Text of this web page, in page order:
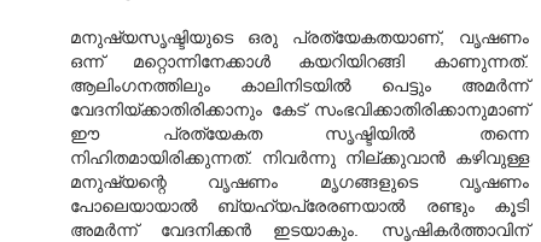
മനുഷ്യസൃഷ്ടിയുടെ ഒരു പ്രത്യേകതയാണ്‌, വൃഷണം
ഒന്ന് മറ്റൊന്നിനേക്കാള്‍ കയറിയിറങ്ങി കാണുന്നത്‌.
ആലിംഗനത്തിലും കാലിനിടയില്‍ പെട്ടും അമര്‍ന്ന്
വേദനിയ്ക്കാതിരിക്കാനും കേട്‌ സംഭവിക്കാതിരിക്കാനുമാണ്‌
ഈ പ്രത്യേകത സൃഷ്ടിയില്‍ തന്നെ
നിഹിതമായിരിക്കുന്നത്‌. നിവര്‍ന്നു നില്‌ക്കുവാന്‍ കഴിവുള്ള
മനുഷ്യന്റെ വൃഷണം മൃഗങ്ങളുടെ വൃഷണം
പോലെയായാല്‍ ബ്യഹ്യപ്രേരണയാല്‍ രണ്ടും കൂടി
അമര്‍ന്ന് വേദനിക്കന്‍ ഇടയാകും. സൃഷികര്‍ത്താവിന്‌